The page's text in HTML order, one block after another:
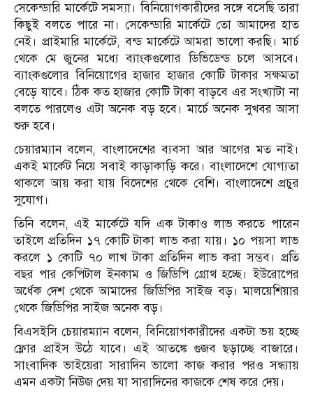
সেকেন্ডারি মার্কেটে সমস্যা। বিনিয়োগকারীদের সঙ্গে বসেছি তারা
কিছুই বলতে পারে না। সেকেন্ডারি মার্কেটে তো আমাদের হাত
নেই। প্রাইমারি মার্কেটে, বন্ড মার্কেটে আমরা ভালো করছি। মার্চ
থেকে মে জুনের মধ্যে ব্যাংকগুলোর ডিভিডেন্ড চলে আসবে।
ব্যাংকগুলোর বিনিয়োগের হাজার হাজার কোটি টাকার সক্ষমতা
বেড়ে যাবে। ঠিক কত হাজার কোটি টাকা বাড়বে এর সংখ্যাটা না
বলতে পারলেও এটা অনেক বড় হবে। মার্চে অনেক সুখবর আসা
শুরু হবে।
চেয়ারম্যান বলেন, বাংলাদেশের ব্যবসা আর আগের মত নাই।
একই মার্কেট নিয়ে সবাই কাড়াকাড়ি করে। বাংলাদেশে যোগ্যতা
থাকলে আয় করা যায় বিদেশের থেকে বেশি। বাংলাদেশে প্রচুর
সুযোগ।
তিনি বলেন, এই মার্কেটে যদি এক টাকাও লাভ করতে পারেন
তাইলে প্রতিদিন ১৭ কোটি টাকা লাভ করা যায়। ১০ পয়সা লাভ
করলে ১ কোটি ৭০ লাখ টাকা প্রতিদিন লাভ করা সম্ভব। প্রতি
বছর পার কেপিটাল ইনকাম ও জিডিপি গ্রোথ হচ্ছে। ইউরোপের
অর্ধেক দেশ থেকে আমাদের জিডিপির সাইজ বড়। মালয়েশিয়ার
থেকে জিডিপির সাইজ অনেক বড়।
বিএসইসি চেয়ারম্যান বলেন, বিনিয়োগকারীদের একটা ভয় হচ্ছে
ফ্লোর প্রাইস উঠে যাবে। এই আতঙ্কে গুজব ছড়াচ্ছে বাজারে।
সাংবাদিক ভাইয়েরা সারাদিন ভালো কাজ করার পরও সন্ধ্যায়
এমন একটা নিউজ দেয় যা সারাদিনের কাজকে শেষ করে দেয়।